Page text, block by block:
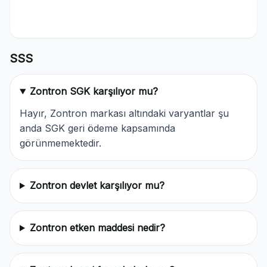
SSS
Zontron SGK karşılıyor mu?
Hayır, Zontron markası altındaki varyantlar şu
anda SGK geri ödeme kapsamında
görünmemektedir.
Zontron devlet karşılıyor mu?
Zontron etken maddesi nedir?